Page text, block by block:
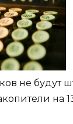
не будут
на